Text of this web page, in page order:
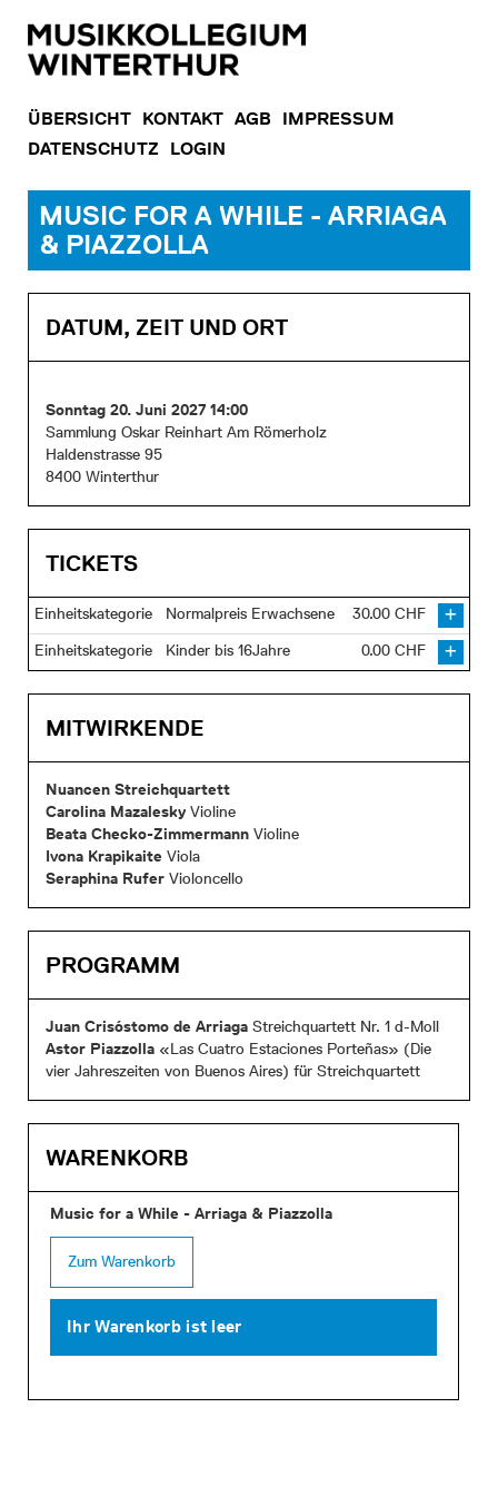
ÜBERSICHT KONTAKT AGB
IMPRESSUM
DATENSCHUTZ LOGIN
MUSIC FOR A WHILE - ARRIAGA
& PIAZZOLLA
DATUM, ZEIT UND ORT
Sonntag 20. Juni 2027 14:00
Sammlung Oskar Reinhart Am Römerholz
Haldenstrasse 95
8400 Winterthur
PROGRAMM
Juan Crisóstomo de Arriaga Streichquartett Nr. 1 d-Moll
Astor Piazzolla «Las Cuatro Estaciones Porteñas» (Die
vier Jahreszeiten von Buenos Aires) für Streichquartett
MITWIRKENDE
Nuancen Streichquartett
Carolina Mazalesky Violine
Beata Checko-Zimmermann Violine
Ivona Krapikaite Viola
Seraphina Rufer Violoncello
Einheitskategorie Normalpreis Erwachsene
30.00 CHF
Einheitskategorie
Kinder bis 16Jahre 0.00 CHF
WARENKORB
Music for a While - Arriaga & Piazzolla
Zum Warenkorb
Ihr Warenkorb ist leer